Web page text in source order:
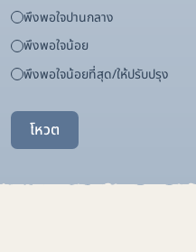
พึงพอใจปานกลาง
พึงพอใจน้อย
พึงพอใจน้อยที่สุด/ให้ปรับปรุง
โหวต